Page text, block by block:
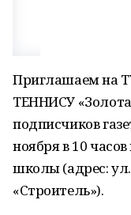
Приглашаем на
ТЕННИСУ
подписчиков
ноября в 10
школы (адрес:
«Строитель»).